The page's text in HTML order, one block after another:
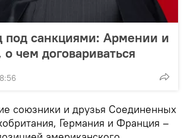
под санкциями: Армении и
чем договариваться
союзники и друзья Соединенных
Германия и Франция –